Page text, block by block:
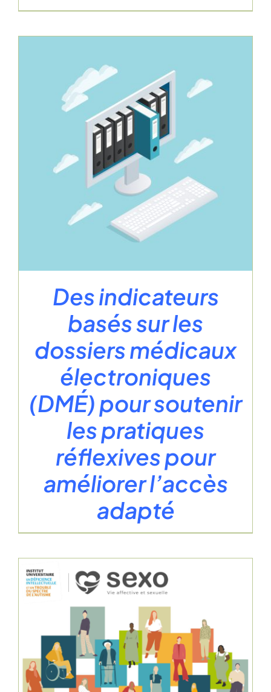
Des indicateurs
basés sur les
dossiers médicaux
électroniques
(DMÉ) pour soutenir
les pratiques
réflexives pour
améliorer l’accès
adapté